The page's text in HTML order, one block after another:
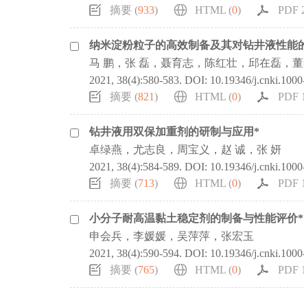
摘要 (933) HTML (0) PDF
纳米淀粉粒子的高效制备及其对钻井液性能
马 鹏，张 磊，聂育志，陈红壮，邱在磊，
2021, 38(4):580-583. DOI: 10.19346/
摘要 (821) HTML (0) PDF
钻井液用双保加重剂的研制与应用*
卓绿燕，尤志良，周宝义，赵 诚，张 妍
2021, 38(4):584-589. DOI: 10.19346/
摘要 (713) HTML (0) PDF
小分子耐高温黏土稳定剂的制备与性能评价*
申会兵，李媛媛，吴萍萍，张宏玉
2021, 38(4):590-594. DOI: 10.19346/
摘要 (765) HTML (0) PDF